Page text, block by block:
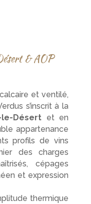
& AOP
et ventilé,
s’inscrit à la
le-Désert et en
appartenance
profils de vins
des charges
cépages
et expression
thermique